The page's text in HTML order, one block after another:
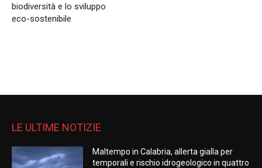
biodiversità e lo sviluppo
eco-sostenibile
LE ULTIME NOTIZIE
Maltempo in Calabria, allerta gialla per
temporali e rischio idrogeologico in quattro